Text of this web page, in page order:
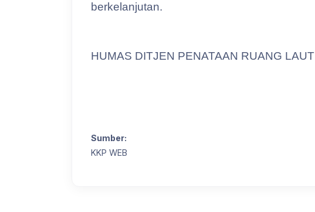
berkelanjutan.
HUMAS DITJEN PENATAAN RUANG LAUT
Sumber:
KKP WEB